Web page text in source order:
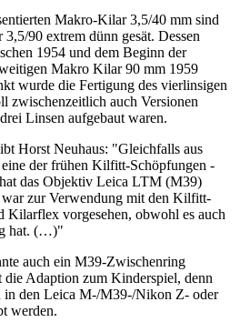
Makro-Kilar 3,5/40 mm sind
90 extrem dünn gesät. Dessen
1954 und dem Beginn der
Makro Kilar 90 mm 1959
wurde die Fertigung des vierlinsigen
zwischenzeitlich auch Versionen
Linsen aufgebaut waren.
Horst Neuhaus: "Gleichfalls aus
der frühen Kilfitt-Schöpfungen -
das Objektiv Leica LTM (M39)
war zur Verwendung mit den Kilfitt-
Kilarflex vorgesehen, obwohl es auch
hat. (…)"
auch ein M39-Zwischenring
die Adaption zum Kinderspiel, denn
in den Leica M-/M39-/Nikon Z- oder
werden.